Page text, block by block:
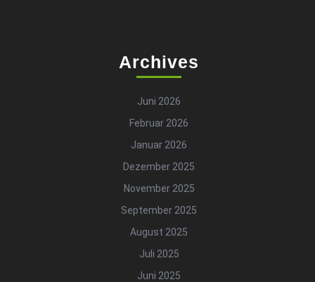
Archives
Juni 2026
Februar 2026
Januar 2026
Dezember 2025
November 2025
September 2025
August 2025
Juli 2025
Juni 2025